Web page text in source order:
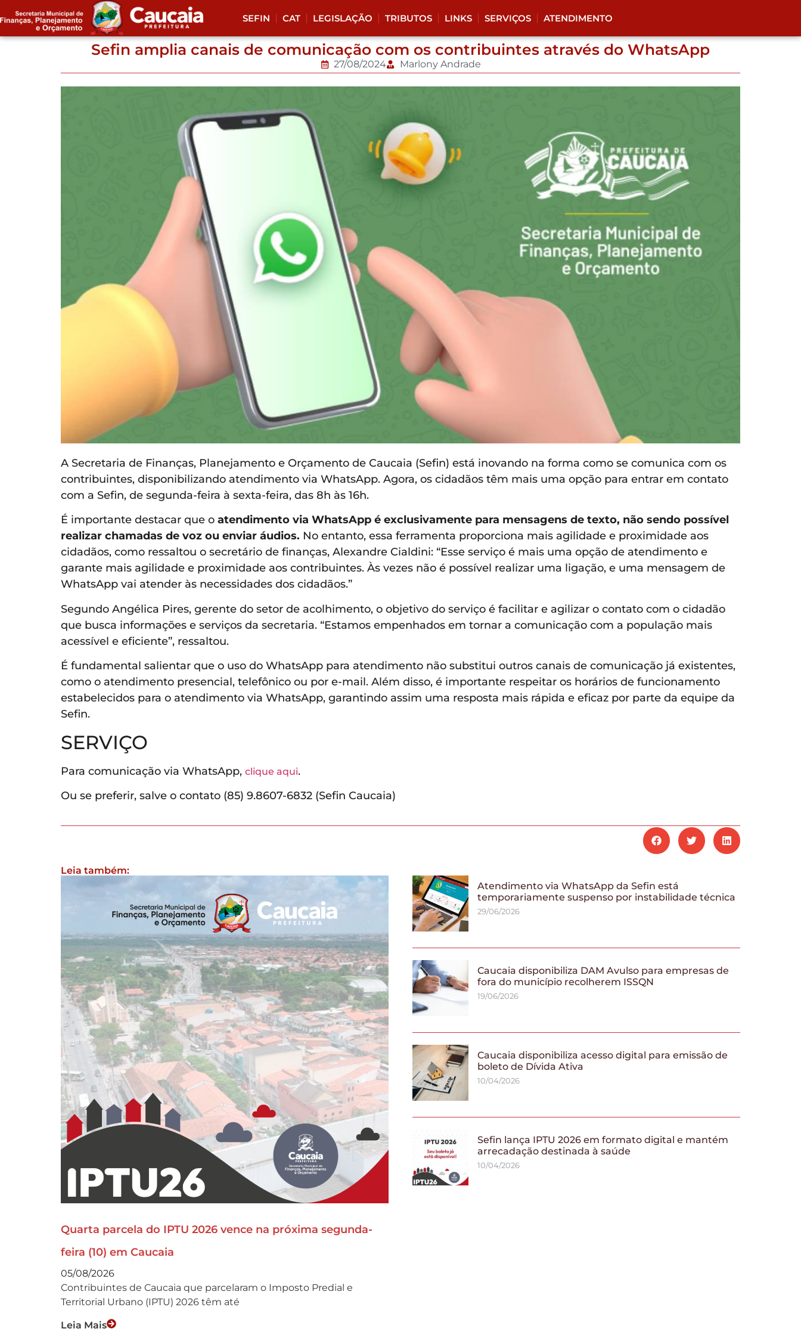
SEFIN CAT LEGISLAÇÃO TRIBUTOS LINKS SERVIÇOS ATENDIMENTO
Sefin amplia canais de comunicação com os contribuintes através do WhatsApp
27/08/2024 Marlony Andrade
A Secretaria de Finanças, Planejamento e Orçamento de Caucaia (Sefin) está inovando na forma como se comunica com os
contribuintes, disponibilizando atendimento via WhatsApp. Agora, os cidadãos têm mais uma opção para entrar em contato
com a Sefin, de segunda-feira à sexta-feira, das 8h às 16h.
É importante destacar que o atendimento via WhatsApp é exclusivamente para mensagens de texto, não sendo possível
realizar chamadas de voz ou enviar áudios. No entanto, essa ferramenta proporciona mais agilidade e proximidade aos
cidadãos, como ressaltou o secretário de finanças, Alexandre Cialdini: “Esse serviço é mais uma opção de atendimento e
garante mais agilidade e proximidade aos contribuintes. Às vezes não é possível realizar uma ligação, e uma mensagem de
WhatsApp vai atender às necessidades dos cidadãos.”
Segundo Angélica Pires, gerente do setor de acolhimento, o objetivo do serviço é facilitar e agilizar o contato com o cidadão
que busca informações e serviços da secretaria. “Estamos empenhados em tornar a comunicação com a população mais
acessível e eficiente”, ressaltou.
É fundamental salientar que o uso do WhatsApp para atendimento não substitui outros canais de comunicação já existentes,
como o atendimento presencial, telefônico ou por e-mail. Além disso, é importante respeitar os horários de funcionamento
estabelecidos para o atendimento via WhatsApp, garantindo assim uma resposta mais rápida e eficaz por parte da equipe da
Sefin.
SERVIÇO
Para comunicação via WhatsApp, clique aqui.
Ou se preferir, salve o contato (85) 9.8607-6832 (Sefin Caucaia)
Leia também:
Quarta parcela do IPTU 2026 vence na próxima segunda-
feira (10) em Caucaia
05/08/2026
Contribuintes de Caucaia que parcelaram o Imposto Predial e
Territorial Urbano (IPTU) 2026 têm até
Leia Mais
Atendimento via WhatsApp da Sefin está
temporariamente suspenso por instabilidade técnica
29/06/2026
Caucaia disponibiliza DAM Avulso para empresas de
fora do município recolherem ISSQN
19/06/2026
Caucaia disponibiliza acesso digital para emissão de
boleto de Dívida Ativa
10/04/2026
Sefin lança IPTU 2026 em formato digital e mantém
arrecadação destinada à saúde
10/04/2026